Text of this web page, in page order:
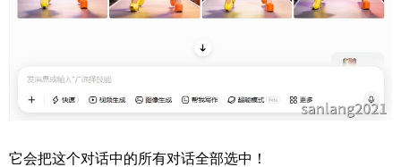
它会把这个对话中的所有对话全部选中！